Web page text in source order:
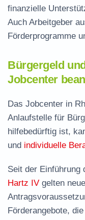
finanzielle
Auch Arbeitgeber
Förderprogramme
Bürgergeld
Jobcenter
Das Jobcenter in
Anlaufstelle für
hilfebedürftig ist,
und individuelle
Seit der Einführung
Hartz IV gelten
Förderangebote,